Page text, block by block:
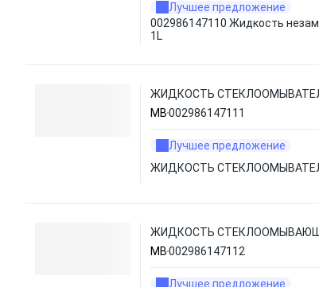
Лучшее предложение
002986147110 Жидкость
1L
ЖИДКОСТЬ
MB002986147111
Лучшее предложение
ЖИДКОСТЬ
ЖИДКОСТЬ
MB002986147112
Лучшее предложение